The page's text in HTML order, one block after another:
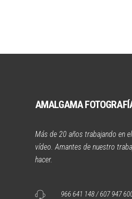
AMALGAMA
Más de 20 años trabajando en
vídeo. Amantes de nuestro
hacer.
966 641 148 / 607 947